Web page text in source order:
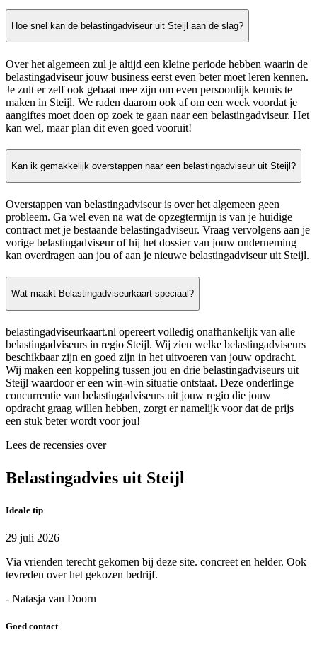
Hoe snel kan de belastingadviseur uit Steijl aan de slag?
Over het algemeen zul je altijd een kleine periode hebben waarin de
belastingadviseur jouw business eerst even beter moet leren kennen.
Je zult er zelf ook gebaat mee zijn om even persoonlijk kennis te
maken in Steijl. We raden daarom ook af om een week voordat je
aangiftes moet doen op zoek te gaan naar een belastingadviseur. Het
kan wel, maar plan dit even goed vooruit!
Kan ik gemakkelijk overstappen naar een belastingadviseur uit Steijl?
Overstappen van belastingadviseur is over het algemeen geen
probleem. Ga wel even na wat de opzegtermijn is van je huidige
contract met je bestaande belastingadviseur. Vraag vervolgens aan je
vorige belastingadviseur of hij het dossier van jouw onderneming
kan overdragen aan jou of aan je nieuwe belastingadviseur uit Steijl.
Wat maakt Belastingadviseurkaart speciaal?
belastingadviseurkaart.nl opereert volledig onafhankelijk van alle
belastingadviseurs in regio Steijl. Wij zien welke belastingadviseurs
beschikbaar zijn en goed zijn in het uitvoeren van jouw opdracht.
Wij maken een koppeling tussen jou en drie belastingadviseurs uit
Steijl waardoor er een win-win situatie ontstaat. Deze onderlinge
concurrentie van belastingadviseurs uit jouw regio die jouw
opdracht graag willen hebben, zorgt er namelijk voor dat de prijs
een stuk beter wordt voor jou!
Lees de recensies over
Belastingadvies uit Steijl
Ideale tip
29 juli 2026
Via vrienden terecht gekomen bij deze site. concreet en helder. Ook
tevreden over het gekozen bedrijf.
- Natasja van Doorn
Goed contact